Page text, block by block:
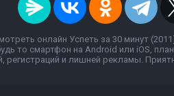
онлайн Успеть за 30 минут
то смартфон на Android или iOS,
регистраций и лишней рекламы.